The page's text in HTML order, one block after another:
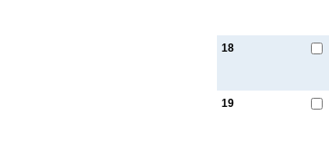
18
19